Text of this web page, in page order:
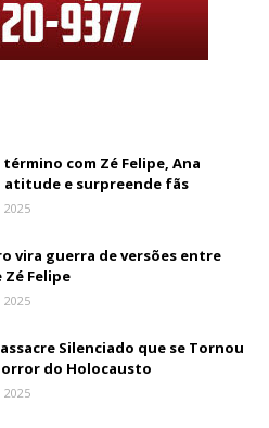
com Zé Felipe, Ana
atitude e surpreende fãs
vira guerra de versões entre
Zé Felipe
Silenciado que se Tornou
do Holocausto